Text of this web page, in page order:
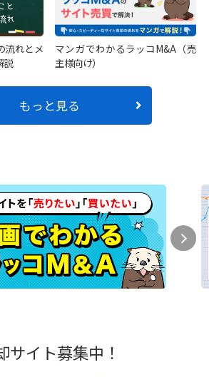
流れとメ
説
マンガでわかるラッコM&A（売
主様向け）
もっと見る
サイト募集中！